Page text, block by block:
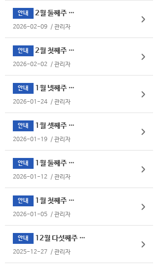
안내 2월 둘째주 식단표
2026-02-09 / 관리자
안내 2월 첫째주 식단표
2026-02-02 / 관리자
안내 1월 넷째주 식단표
2026-01-24 / 관리자
안내 1월 셋째주 식단표
2026-01-19 / 관리자
안내 1월 둘째주 식단표
2026-01-12 / 관리자
안내 1월 첫째주 식단표
2026-01-05 / 관리자
안내 12월 다섯째주 식단표
2025-12-27 / 관리자